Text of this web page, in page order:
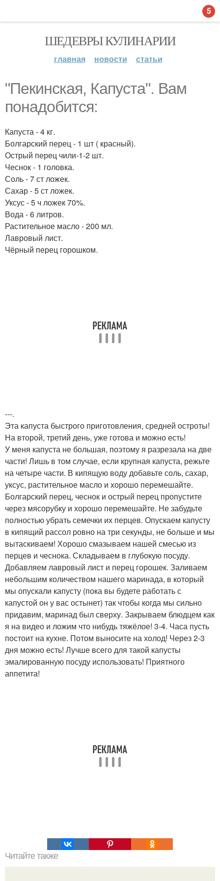
ШЕДЕВРЫ КУЛИНАРИИ
главная новости статьи
"Пекинская, Капуста". Вам
понадобится:
Капуста - 4 кг.
Болгарский перец - 1 шт ( красный).
Острый перец чили-1-2 шт.
Чеснок - 1 головка.
Соль - 7 ст ложек.
Сахар - 5 ст ложек.
Уксус - 5 ч ложек 70%.
Вода - 6 литров.
Растительное масло - 200 мл.
Лавровый лист.
Чёрный перец горошком.
---.
Эта капуста быстрого приготовления, средней остроты!
На второй, третий день, уже готова и можно есть!
У меня капуста не большая, поэтому я разрезала на две
части! Лишь в том случае, если крупная капуста, режьте
на четыре части. В кипящую воду добавьте соль, сахар,
уксус, растительное масло и хорошо перемешайте.
Болгарский перец, чеснок и острый перец пропустите
через мясорубку и хорошо перемешайте. Не забудьте
полностью убрать семечки их перцев. Опускаем капусту
в кипящий рассол ровно на три секунды, не больше и мы
вытаскиваем! Хорошо смазываем нашей смесью из
перцев и чеснока. Складываем в глубокую посуду.
Добавляем лавровый лист и перец горошек. Заливаем
небольшим количеством нашего маринада, в который
мы опускали капусту (пока вы будете работать с
капустой он у вас остынет) так чтобы когда мы сильно
придавим, маринад был сверху. Закрываем блюдцем как
я на видео и ложим что нибудь тяжёлое! 3-4. Часа пусть
постоит на кухне. Потом выносите на холод! Через 2-3
дня можно есть! Лучше всего для такой капусты
эмалированную посуду использовать! Приятного
аппетита!
Читайте также
5